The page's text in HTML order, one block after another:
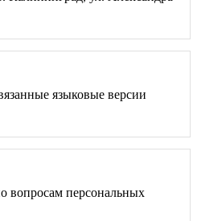
языковые версии
вопросам персональных